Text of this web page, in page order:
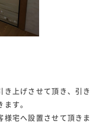
き上げさせて頂き、引き
ます。
様宅へ設置させて頂きま